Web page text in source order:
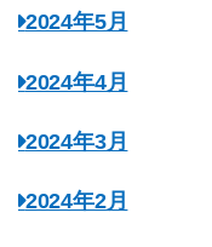
2024年5月
2024年4月
2024年3月
2024年2月